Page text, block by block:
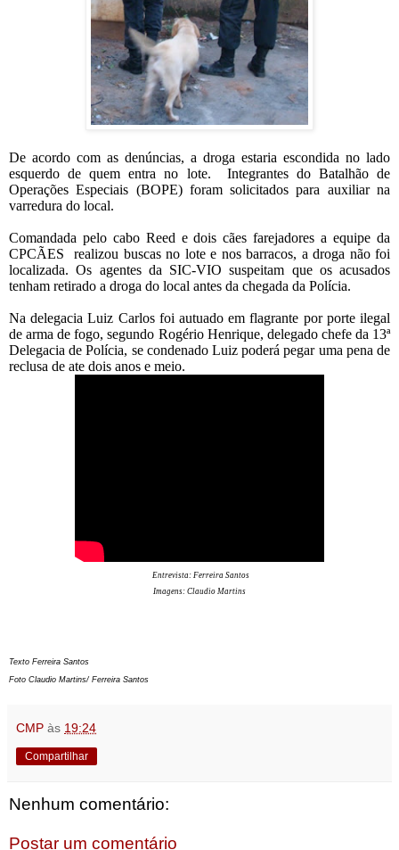
De acordo com as denúncias, a droga estaria escondida no lado
esquerdo de quem entra no lote. Integrantes do Batalhão de
Operações Especiais (BOPE) foram solicitados para auxiliar na
varredura do local.
Comandada pelo cabo Reed e dois cães farejadores a equipe da
CPCÃES realizou buscas no lote e nos barracos, a droga não foi
localizada. Os agentes da SIC-VIO suspeitam que os acusados
tenham retirado a droga do local antes da chegada da Polícia.
Na delegacia Luiz Carlos foi autuado em flagrante por porte ilegal
de arma de fogo, segundo Rogério Henrique, delegado chefe da 13ª
Delegacia de Polícia, se condenado Luiz poderá pegar uma pena de
reclusa de ate dois anos e meio.
Entrevista: Ferreira Santos
Imagens: Claudio Martins
Texto Ferreira Santos
Foto Claudio Martins/ Ferreira Santos
CMP às 19:24
Compartilhar
Nenhum comentário:
Postar um comentário